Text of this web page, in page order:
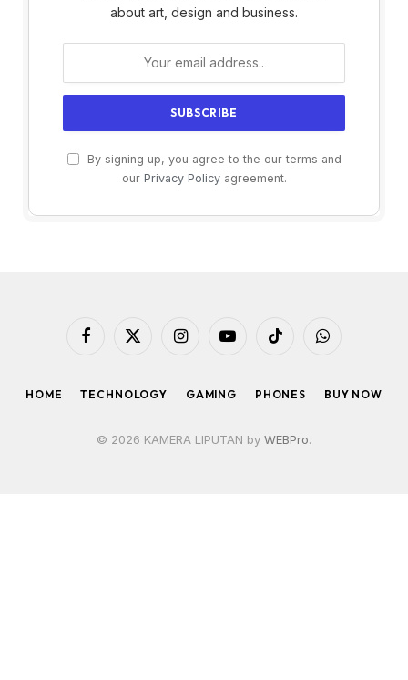
about art, design and business.
By signing up, you agree to the our terms and
our Privacy Policyagreement.
Facebook
X
InstagramYouTubeTikTok WhatsApp
HOME TECHNOLOGY GAMING PHONES BUY NOW
© 2026 KAMERA LIPUTAN by WEBPro.